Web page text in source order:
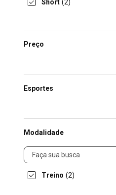
Short (2)
Preço
Esportes
Modalidade
Modalidade
Treino (2)